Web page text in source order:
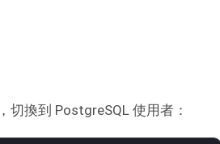
換到 PostgreSQL 使用者：